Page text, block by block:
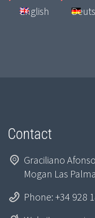
English
Contact
Graciliano
Mogan Las
Phone: +34 928